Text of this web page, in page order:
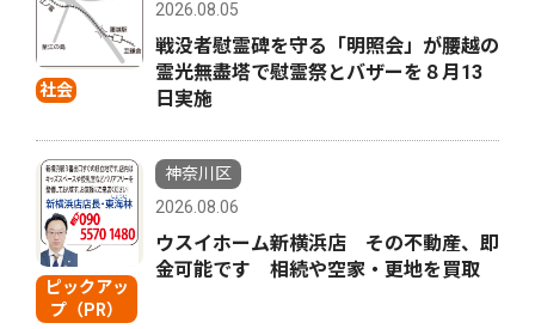
社会
2026.08.05
戦没者慰霊碑を守る「明照会」が腰越の
霊光無盡塔で慰霊祭とバザーを８月13
日実施
ピックアッ
プ（PR）
神奈川区
2026.08.06
ウスイホーム新横浜店 その不動産、即
金可能です 相続や空家・更地を買取